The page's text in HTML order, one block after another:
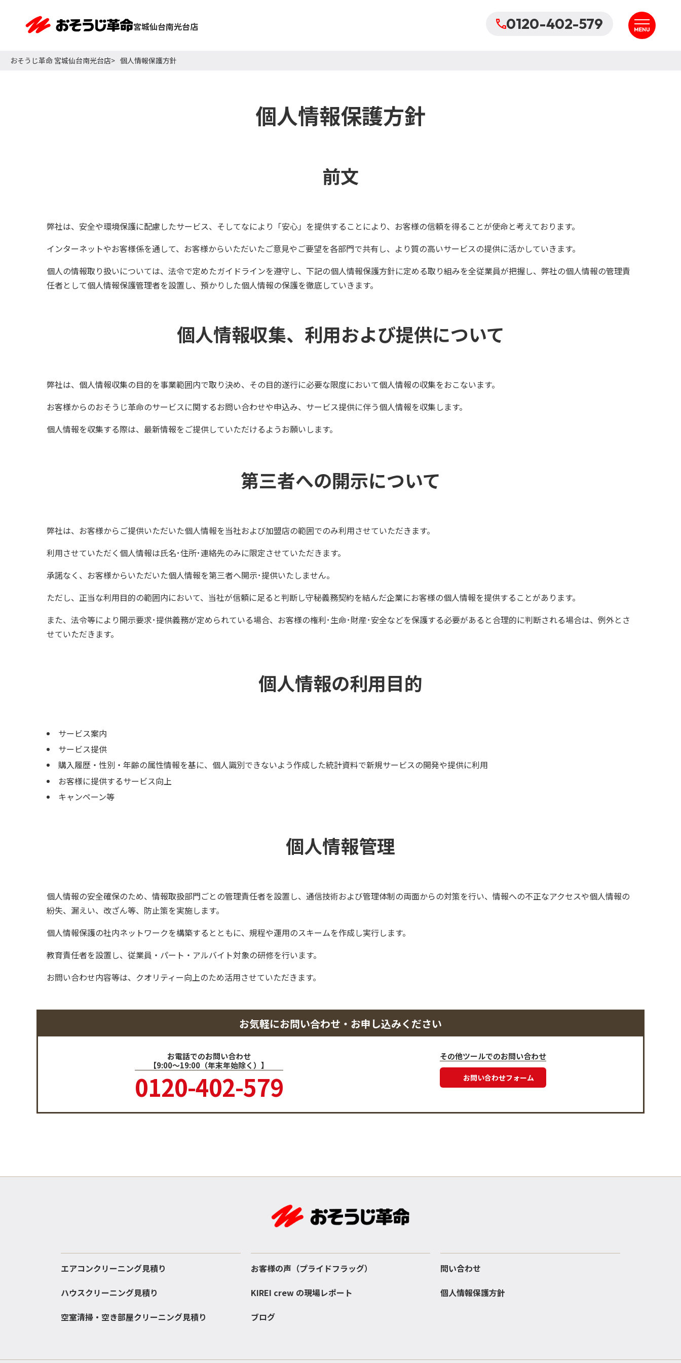
宮城仙台南光台店 0120-402-579
おそうじ革命 宮城仙台南光台店 個人情報保護方針
個人情報保護方針
前文
弊社は、安全や環境保護に配慮したサービス、そしてなにより「安心」を提供することにより、お客様の信頼を得ることが使命と考えております。
インターネットやお客様係を通して、お客様からいただいたご意見やご要望を各部門で共有し、より質の高いサービスの提供に活かしていきます。
個人の情報取り扱いについては、法令で定めたガイドラインを遵守し、下記の個人情報保護方針に定める取り組みを全従業員が把握し、弊社の個人情報の管理責
任者として個人情報保護管理者を設置し、預かりした個人情報の保護を徹底していきます。
個人情報収集、利用および提供について
弊社は、個人情報収集の目的を事業範囲内で取り決め、その目的遂行に必要な限度において個人情報の収集をおこないます。
お客様からのおそうじ革命のサービスに関するお問い合わせや申込み、サービス提供に伴う個人情報を収集します。
個人情報を収集する際は、最新情報をご提供していただけるようお願いします。
第三者への開示について
弊社は、お客様からご提供いただいた個人情報を当社および加盟店の範囲でのみ利用させていただきます。
利用させていただく個人情報は氏名･住所･連絡先のみに限定させていただきます。
承諾なく、お客様からいただいた個人情報を第三者へ開示･提供いたしません。
ただし、正当な利用目的の範囲内において、当社が信頼に足ると判断し守秘義務契約を結んだ企業にお客様の個人情報を提供することがあります。
また、法令等により開示要求･提供義務が定められている場合、お客様の権利･生命･財産･安全などを保護する必要があると合理的に判断される場合は、例外とさ
せていただきます。
個人情報の利用目的
サービス案内
サービス提供
購入履歴・性別・年齢の属性情報を基に、個人識別できないよう作成した統計資料で新規サービスの開発や提供に利用
お客様に提供するサービス向上
キャンペーン等
個人情報管理
個人情報の安全確保のため、情報取扱部門ごとの管理責任者を設置し、通信技術および管理体制の両面からの対策を行い、情報への不正なアクセスや個人情報の
紛失、漏えい、改ざん等、防止策を実施します。
個人情報保護の社内ネットワークを構築するとともに、規程や運用のスキームを作成し実行します。
教育責任者を設置し、従業員・パート・アルバイト対象の研修を行います。
お問い合わせ内容等は、クオリティー向上のため活用させていただきます。
お気軽にお問い合わせ・お申し込みください
お電話でのお問い合わせ
【9:00～19:00（年末年始除く）】
0120-402-579
その他ツールでのお問い合わせ
お問い合わせフォーム
エアコンクリーニング見積り
ハウスクリーニング見積り
空室清掃・空き部屋クリーニング見積り
お客様の声（プライドフラッグ）
KIREI crew の現場レポート
ブログ
問い合わせ
個人情報保護方針